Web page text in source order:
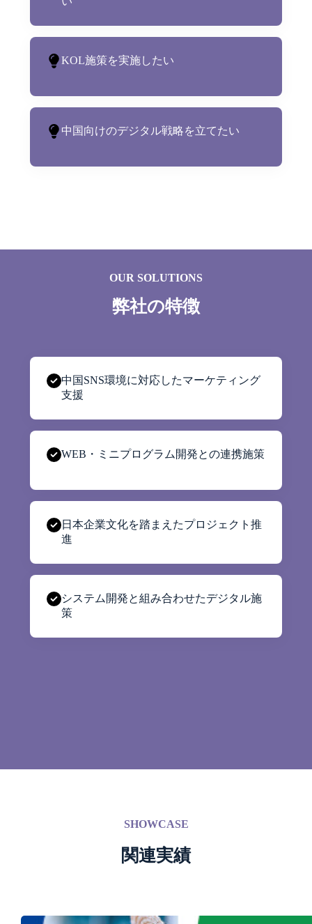
KOL施策を実施したい
中国向けのデジタル戦略を立てたい
OUR SOLUTIONS
弊社の特徴
中国SNS環境に対応したマーケティング
支援
WEB・ミニプログラム開発との連携施策
日本企業文化を踏まえたプロジェクト推
進
システム開発と組み合わせたデジタル施
策
SHOWCASE
関連実績